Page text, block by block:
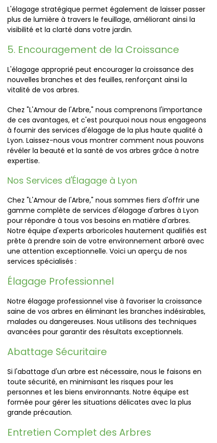
L'élagage stratégique permet également de laisser passer
plus de lumière à travers le feuillage, améliorant ainsi la
visibilité et la clarté dans votre jardin.
5. Encouragement de la Croissance
L'élagage approprié peut encourager la croissance des
nouvelles branches et des feuilles, renforçant ainsi la
vitalité de vos arbres.
Chez "L'Amour de l'Arbre," nous comprenons l'importance
de ces avantages, et c'est pourquoi nous nous engageons
à fournir des services d'élagage de la plus haute qualité à
Lyon. Laissez-nous vous montrer comment nous pouvons
révéler la beauté et la santé de vos arbres grâce à notre
expertise.
Nos Services d'Élagage à Lyon
Chez "L'Amour de l'Arbre," nous sommes fiers d'offrir une
gamme complète de services d'élagage d'arbres à Lyon
pour répondre à tous vos besoins en matière d'arbres.
Notre équipe d'experts arboricoles hautement qualifiés est
prête à prendre soin de votre environnement arboré avec
une attention exceptionnelle. Voici un aperçu de nos
services spécialisés :
Élagage Professionnel
Notre élagage professionnel vise à favoriser la croissance
saine de vos arbres en éliminant les branches indésirables,
malades ou dangereuses. Nous utilisons des techniques
avancées pour garantir des résultats exceptionnels.
Abattage Sécuritaire
Si l'abattage d'un arbre est nécessaire, nous le faisons en
toute sécurité, en minimisant les risques pour les
personnes et les biens environnants. Notre équipe est
formée pour gérer les situations délicates avec la plus
grande précaution.
Entretien Complet des Arbres